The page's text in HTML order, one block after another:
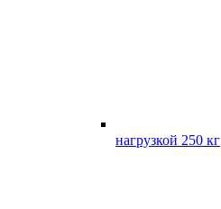
нагрузкой 250 кг